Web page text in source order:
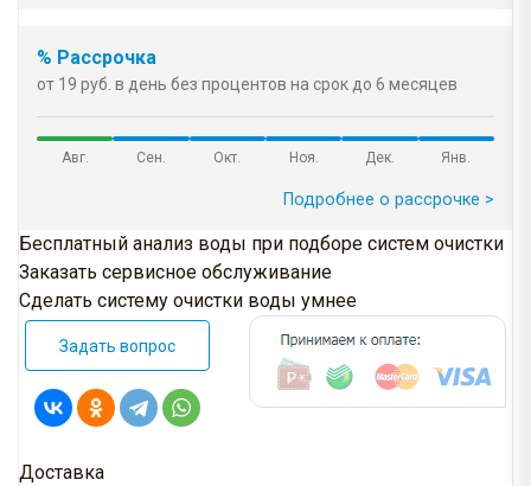
% Рассрочка
от 19 руб. в день без процентов на срок до 6 месяцев
Авг. Сен. Окт. Ноя. Дек. Янв.
Подробнее о рассрочке >
Бесплатный анализ воды при подборе систем очистки
Заказать сервисное обслуживание
Сделать систему очистки воды умнее
Задать вопрос
Доставка